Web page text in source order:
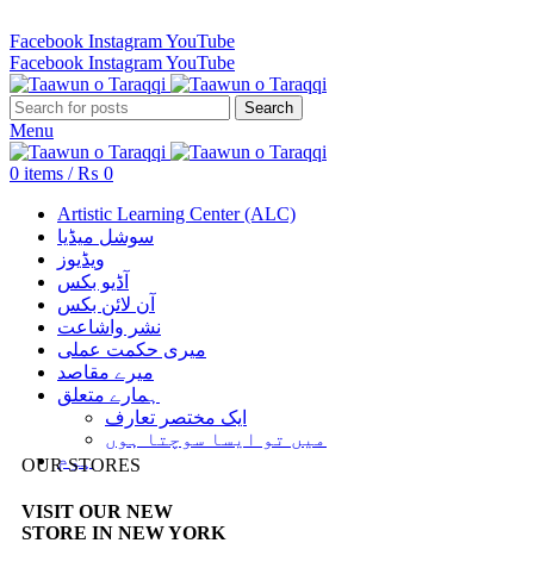
Facebook InstagramYouTube
Facebook InstagramYouTube
Search
Menu
0 items / ₨ 0
Artistic Learning Center (ALC)
سوشل میڈیا
ویڈیوز
آڈیو بکس
آن لائن بکس
نشر واشاعت
میری حکمت عملی
میرے مقاصد
ہمارے متعلق
ایک مختصر تعارف
میں تو ایسا سوچتا ہوں
ہوم
OUR STORES
VISIT OUR NEW
STORE IN NEW YORK